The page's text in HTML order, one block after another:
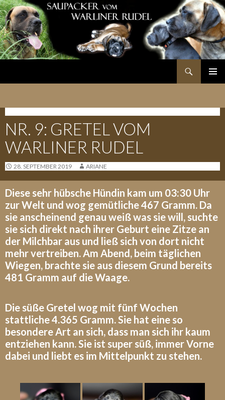
NR. 9: GRETEL VOM
WARLINER RUDEL
28. SEPTEMBER 2019 ARIANE
Diese sehr hübsche Hündin kam um 03:30 Uhr
zur Welt und wog gemütliche 467 Gramm. Da
sie anscheinend genau weiß was sie will, suchte
sie sich direkt nach ihrer Geburt eine Zitze an
der Milchbar aus und ließ sich von dort nicht
mehr vertreiben. Am Abend, beim täglichen
Wiegen, brachte sie aus diesem Grund bereits
481 Gramm auf die Waage.
Die süße Gretel wog mit fünf Wochen
stattliche 4.365 Gramm. Sie hat eine so
besondere Art an sich, dass man sich ihr kaum
entziehen kann. Sie ist super süß, immer Vorne
dabei und liebt es im Mittelpunkt zu stehen.